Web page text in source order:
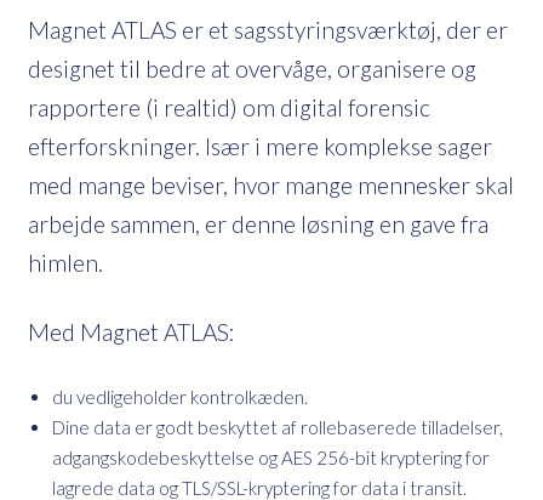
Magnet ATLAS er et sagsstyringsværktøj, der er
designet til bedre at overvåge, organisere og
rapportere (i realtid) om digital forensic
efterforskninger. Især i mere komplekse sager
med mange beviser, hvor mange mennesker skal
arbejde sammen, er denne løsning en gave fra
himlen.
Med Magnet ATLAS:
du vedligeholder kontrolkæden.
Dine data er godt beskyttet af rollebaserede tilladelser,
adgangskodebeskyttelse og AES 256-bit kryptering for
lagrede data og TLS/SSL-kryptering for data i transit.